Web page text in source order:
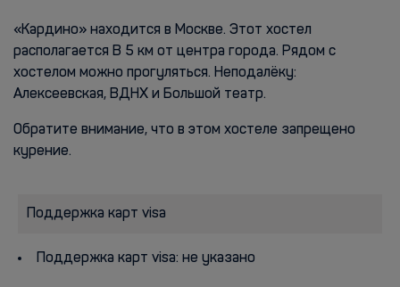
«Кардино» находится в Москве. Этот хостел
располагается В 5 км от центра города. Рядом с
хостелом можно прогуляться. Неподалёку:
Алексеевская, ВДНХ и Большой театр.
Обратите внимание, что в этом хостеле запрещено
курение.
Поддержка карт visa
Поддержка карт visa: не указано